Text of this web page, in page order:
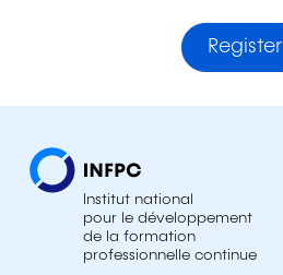
Register
Institut national
pour le développement
de la formation
professionnelle continue